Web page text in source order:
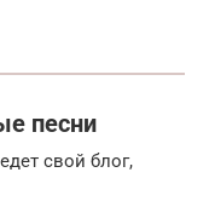
песни
свой блог,